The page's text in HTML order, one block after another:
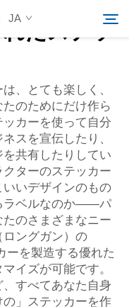
JA
Search
たステッ
、とても楽しく、
のためにだけ作ら
カーを使って自分
スを宣伝したり、
共有したりしてい
ターのステッカー
いデザインのもの
ラベルなのか——パ
のさまざまなニー
ングガン）の
ーを製造する優れた
イズが可能です。
すべてあなた自身
」ステッカーを作